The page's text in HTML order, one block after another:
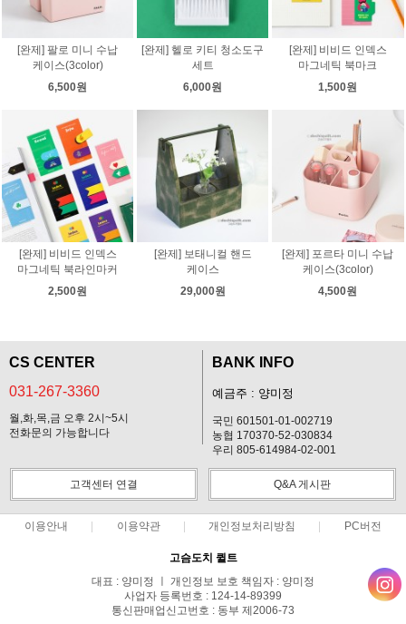
[완제] 팔로 미니 수납
케이스(3color)
6,500원
[완제] 헬로 키티 청소도구
세트
6,000원
[완제] 비비드 인덱스
마그네틱 북마크
1,500원
[완제] 비비드 인덱스
마그네틱 북라인마커
2,500원
[완제] 보태니컬 핸드
케이스
29,000원
[완제] 포르타 미니 수납
케이스(3color)
4,500원
CS CENTER
031-267-3360
월,화,목,금 오후 2시~5시
전화문의 가능합니다
BANK INFO
예금주 : 양미정
국민 601501-01-002719
농협 170370-52-030834
우리 805-614984-02-001
고객센터 연결 Q&A 게시판
이용안내 이용약관 개인정보처리방침 PC버전
고슴도치 퀼트
대표 : 양미정 ㅣ 개인정보 보호 책임자 : 양미정
사업자 등록번호 : 124-14-89399
통신판매업신고번호 : 동부 제2006-73